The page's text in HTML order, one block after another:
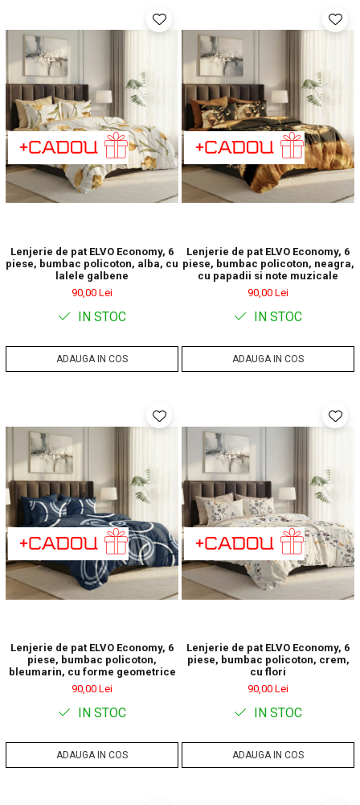
Lenjerie de pat ELVO Economy, 6
piese, bumbac policoton, alba, cu
lalele galbene
90,00 Lei
IN STOC
ADAUGA IN COS
Lenjerie de pat ELVO Economy, 6
piese, bumbac policoton, neagra,
cu papadii si note muzicale
90,00 Lei
IN STOC
ADAUGA IN COS
Lenjerie de pat ELVO Economy, 6
piese, bumbac policoton,
bleumarin, cu forme geometrice
90,00 Lei
IN STOC
ADAUGA IN COS
Lenjerie de pat ELVO Economy, 6
piese, bumbac policoton, crem,
cu flori
90,00 Lei
IN STOC
ADAUGA IN COS